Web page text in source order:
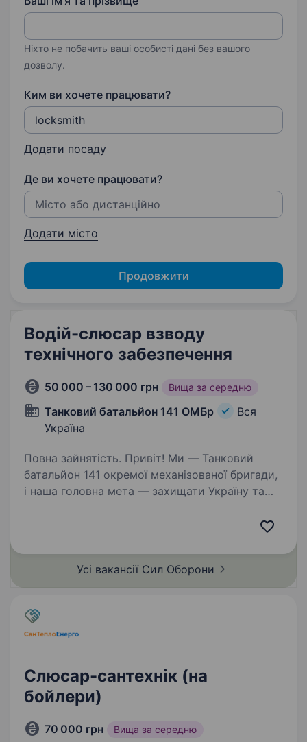
Ніхто не побачить ваші особисті дані без вашого
дозволу.
Ким ви хочете працювати?
Додати посаду
Де ви хочете працювати?
Додати місто
Продовжити
Водій-слюсар взводу
технічного забезпечення
50 000 – 130 000 грн Вища за середню
Танковий батальйон 141 ОМБр
Вся
Україна
Повна зайнятість. Привіт! Ми — Танковий
батальйон 141 окремої механізованої бригади,
і наша головна мета — захищати Україну та
захисників. Якщо ти шукаєш роботу, де твоя
Усі вакансії Сил Оборони
Слюсар-сантехнік (на
бойлери)
70 000 грн Вища за середню